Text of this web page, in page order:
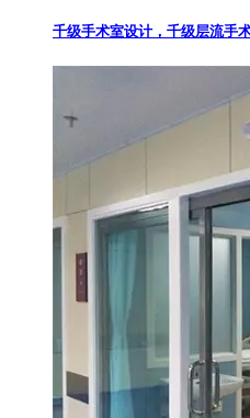
千级手术室设计，千级层流手